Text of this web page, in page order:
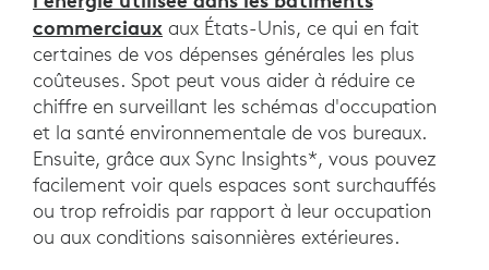
commerciaux aux États-Unis, ce qui en fait
certaines de vos dépenses générales les plus
coûteuses. Spot peut vous aider à réduire ce
chiffre en surveillant les schémas d'occupation
et la santé environnementale de vos bureaux.
Ensuite, grâce aux Sync Insights*, vous pouvez
facilement voir quels espaces sont surchauffés
ou trop refroidis par rapport à leur occupation
ou aux conditions saisonnières extérieures.